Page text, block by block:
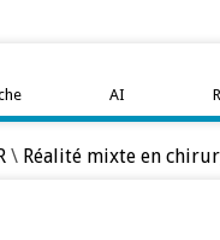
AI
\ Réalité mixte en